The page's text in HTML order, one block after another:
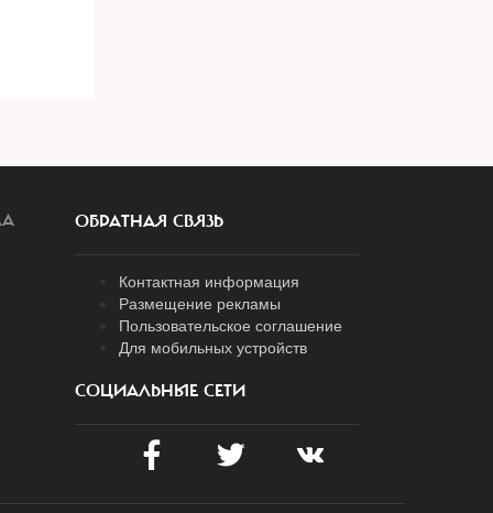
ОБРАТНАЯ СВЯЗЬ
Контактная информация
Размещение рекламы
Пользовательское соглашение
Для мобильных устройств
СОЦИАЛЬНЫЕ СЕТИ